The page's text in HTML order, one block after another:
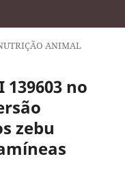
ANIMAL
no
zebu